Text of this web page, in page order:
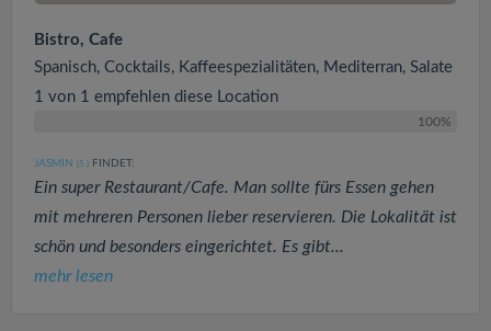
Bistro, Cafe
Spanisch, Cocktails, Kaffeespezialitäten, Mediterran, Salate
1 von 1 empfehlen diese Location
100%
JASMIN (5 ) FINDET:
Ein super Restaurant/Cafe. Man sollte fürs Essen gehen
mit mehreren Personen lieber reservieren. Die Lokalität ist
schön und besonders eingerichtet. Es gibt...
mehr lesen